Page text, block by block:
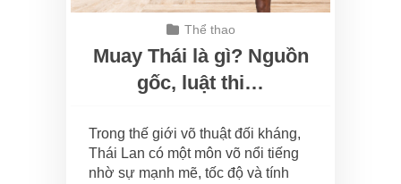
Thể thao
Muay Thái là gì? Nguồn
gốc, luật thi…
Trong thế giới võ thuật đối kháng,
Thái Lan có một môn võ nổi tiếng
nhờ sự mạnh mẽ, tốc độ và tính